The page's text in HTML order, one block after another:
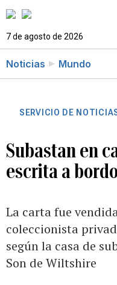
7 de agosto de 2026
Noticias Mundo
SERVICIO DE
Subastan en
escrita a
La carta fue
coleccionista
según la casa de
Son de Wiltshire